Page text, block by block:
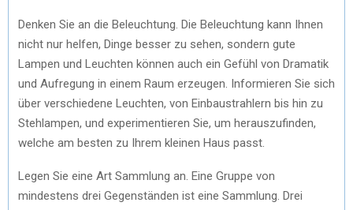
Denken Sie an die Beleuchtung. Die Beleuchtung kann Ihnen
nicht nur helfen, Dinge besser zu sehen, sondern gute
Lampen und Leuchten können auch ein Gefühl von Dramatik
und Aufregung in einem Raum erzeugen. Informieren Sie sich
über verschiedene Leuchten, von Einbaustrahlern bis hin zu
Stehlampen, und experimentieren Sie, um herauszufinden,
welche am besten zu Ihrem kleinen Haus passt.
Legen Sie eine Art Sammlung an. Eine Gruppe von
mindestens drei Gegenständen ist eine Sammlung. Drei